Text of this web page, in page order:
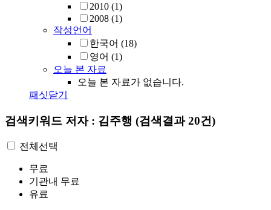
2010 (1)
2008 (1)
작성언어
한국어 (18)
영어 (1)
오늘 본 자료
오늘 본 자료가 없습니다.
패싯닫기
검색키워드 저자 : 김주행 (검색결과 20건)
전체선택
무료
기관내 무료
유료